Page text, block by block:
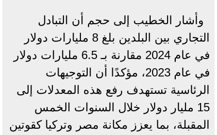
وأشار الخطيب إلى حجم أن التبادل
التجاري بين البلدين بلغ 8 مليارات دولار
في عام 2024 مقارنة بـ 6.5 مليارات دولار
في عام 2023، مؤكدًا أن التوجيهات
الرئاسية تستهدف رفع هذه المعدلات إلى
15 مليار دولار خلال السنوات الخمس
المقبلة، بما يعزز مكانة مصر وتركيا كقوتين